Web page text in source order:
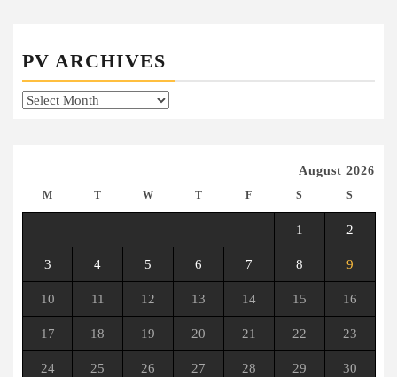
PV ARCHIVES
PV
August 2026
M T W T F S S
1 2
3 4 5 6 7 8 9
10 11 12 13 14 15 16
17 18 19 20 21 22 23
24 25 26 27 28 29 30